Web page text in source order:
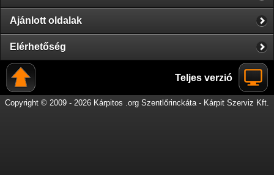
Ajánlott oldalak
Elérhetőség
Teljes verzió
Copyright © 2009 - 2026 Kárpitos .org Szentlőrinckáta - Kárpit Szerviz Kft.